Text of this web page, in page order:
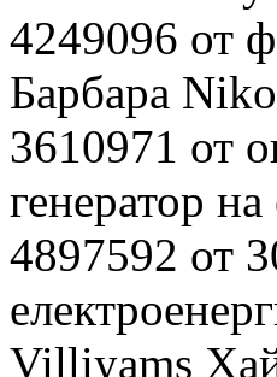
4249096 от
Барбара
3610971 от
генератор
4897592 от
Villiyams